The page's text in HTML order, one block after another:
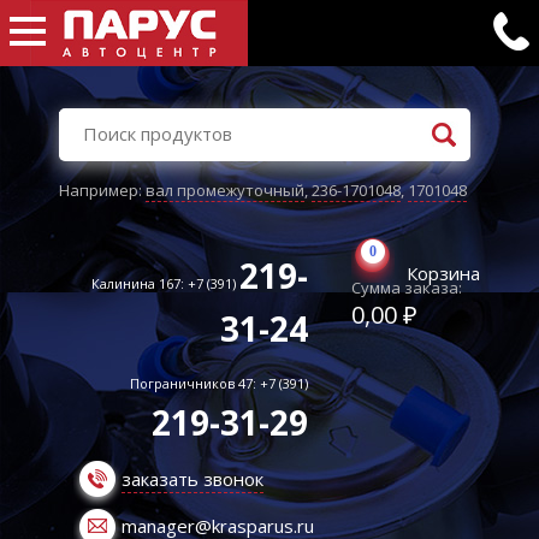
Например:вал промежуточный,236-1701048,1701048
Калинина 167: +7 (391) 219-
31-24
Пограничников 47: +7 (391)
219-31-29
заказать звонок
manager@krasparus.ru
0
Корзина
Сумма заказа:
0,00 ₽